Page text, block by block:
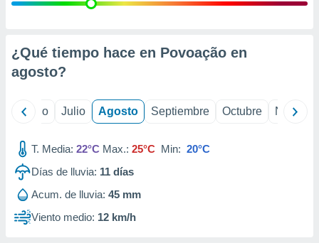
e
mediante
de
1199
¿Qué tiempo hace en Povoação en
agosto?
Junio Julio Agosto Septiembre Octubre
T. Media: 22°C Max.: 25°C Min: 20°C
Días de lluvia: 11 días
Acum. de lluvia: 45 mm
Viento medio: 12 km/h